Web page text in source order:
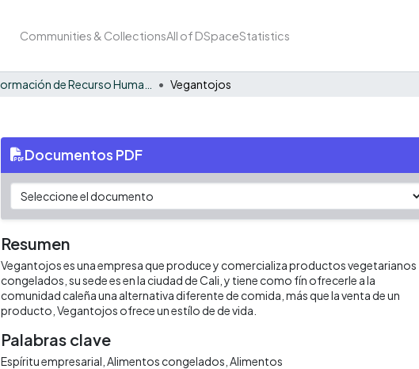
Communities & CollectionsAll of DSpaceStatistics
Vegantojos
Documentos PDF
Resumen
Vegantojos es una empresa que produce y comercializa productos vegetarianos
congelados, su sede es en la ciudad de Cali, y tiene como fín ofrecerle a la
comunidad caleña una alternativa diferente de comida, más que la venta de un
producto, Vegantojos ofrece un estílo de de vida.
Palabras clave
Espíritu empresarial Alimentos congelados Alimentos